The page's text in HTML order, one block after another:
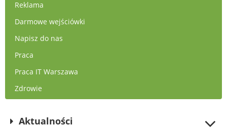
Reklama
Darmowe wejściówki
Napisz do nas
Praca
Praca IT Warszawa
Zdrowie
Aktualności